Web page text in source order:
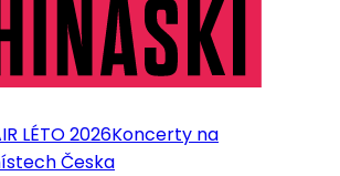
LÉTO 2026Koncerty na
Česka